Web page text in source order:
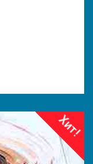
Хит!